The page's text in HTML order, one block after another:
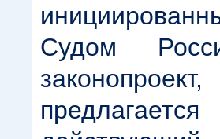
Судом